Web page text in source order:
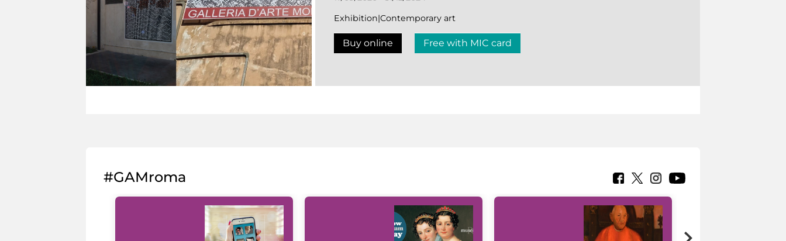
Exhibition|Contemporary art
Buy online Free with MIC card
#GAMroma